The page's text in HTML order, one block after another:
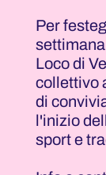
Per
Loco di
collettivo
di
l'inizio
sport e